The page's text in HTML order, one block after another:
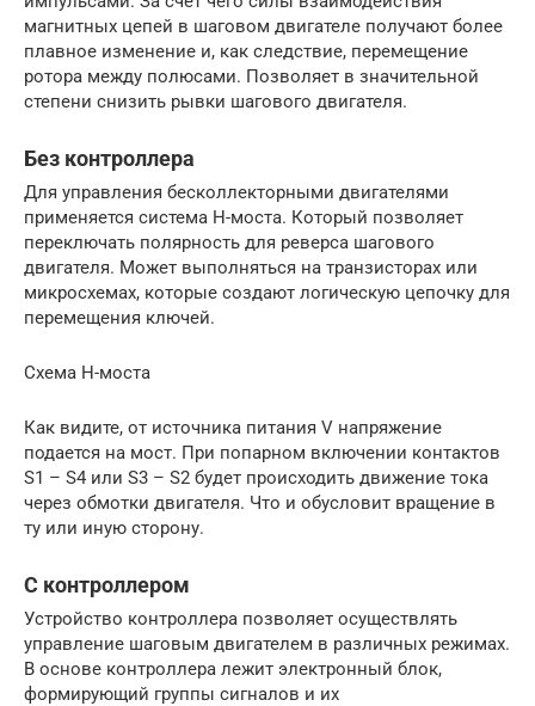
магнитных цепей в шаговом двигателе получают более
плавное изменение и, как следствие, перемещение
ротора между полюсами. Позволяет в значительной
степени снизить рывки шагового двигателя.
Без контроллера
Для управления бесколлекторными двигателями
применяется система Н-моста. Который позволяет
переключать полярность для реверса шагового
двигателя. Может выполняться на транзисторах или
микросхемах, которые создают логическую цепочку для
перемещения ключей.
Схема Н-моста
Как видите, от источника питания V напряжение
подается на мост. При попарном включении контактов
S1 – S4 или S3 – S2 будет происходить движение тока
через обмотки двигателя. Что и обусловит вращение в
ту или иную сторону.
С контроллером
Устройство контроллера позволяет осуществлять
управление шаговым двигателем в различных режимах.
В основе контроллера лежит электронный блок,
формирующий группы сигналов и их